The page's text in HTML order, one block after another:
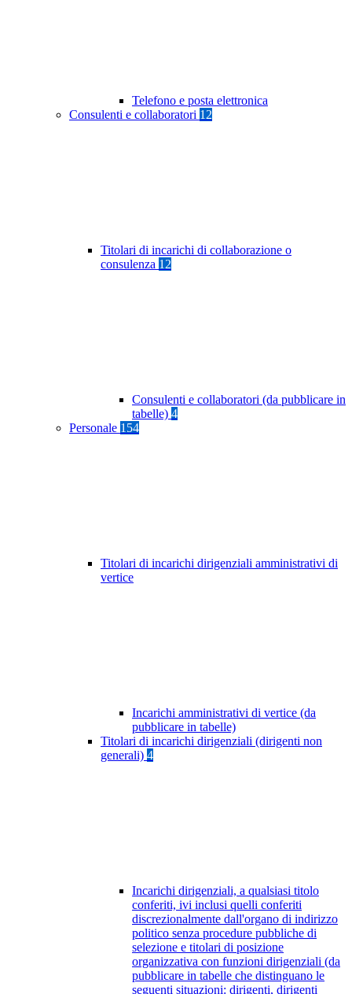
Telefono e posta elettronica
Consulenti e collaboratori 12
Titolari di incarichi di collaborazione o
consulenza 12
Consulenti e collaboratori (da pubblicare in
tabelle) 4
Personale 154
Titolari di incarichi dirigenziali amministrativi di
vertice
Incarichi amministrativi di vertice (da
pubblicare in tabelle)
Titolari di incarichi dirigenziali (dirigenti non
generali) 4
Incarichi dirigenziali, a qualsiasi titolo
conferiti, ivi inclusi quelli conferiti
discrezionalmente dall'organo di indirizzo
politico senza procedure pubbliche di
selezione e titolari di posizione
organizzativa con funzioni dirigenziali (da
pubblicare in tabelle che distinguano le
seguenti situazioni: dirigenti, dirigenti